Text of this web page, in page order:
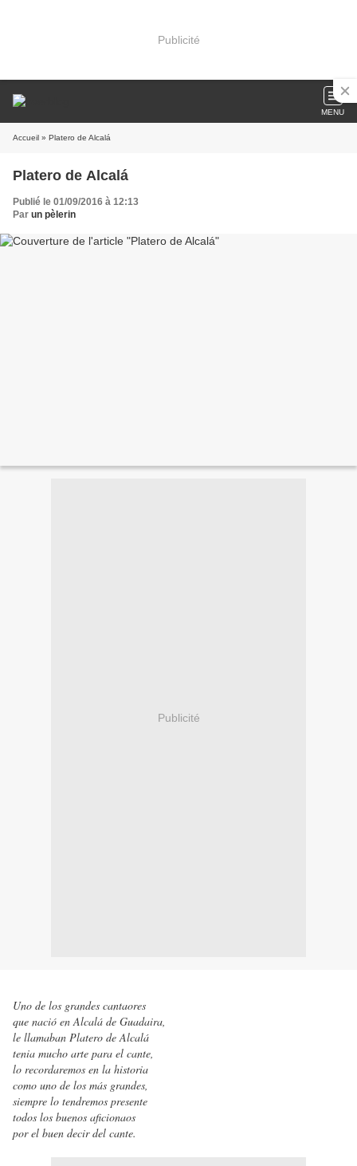
Publicité
MENU
Accueil » Platero de Alcalá
Platero de Alcalá
Publié le 01/09/2016 à 12:13
Par un pèlerin
Publicité
Uno de los grandes cantaores
que nació en Alcalá de Guadaira,
le llamaban Platero de Alcalá
tenia mucho arte para el cante,
lo recordaremos en la historia
como uno de los más grandes,
siempre lo tendremos presente
todos los buenos aficionaos
por el buen decir del cante.